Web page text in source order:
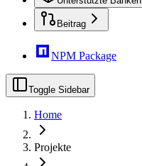
Beitrag
NPM Package
Toggle Sidebar
Home
Projekte